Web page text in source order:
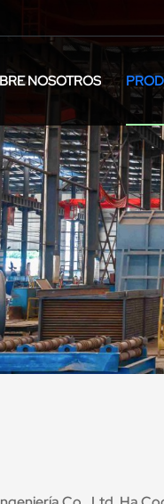
NOSOTROS